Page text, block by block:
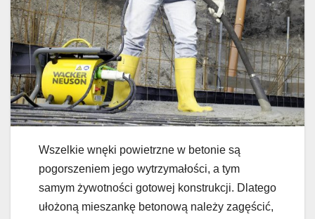
Wszelkie wnęki powietrzne w betonie są
pogorszeniem jego wytrzymałości, a tym
samym żywotności gotowej konstrukcji. Dlatego
ułożoną mieszankę betonową należy zagęścić,